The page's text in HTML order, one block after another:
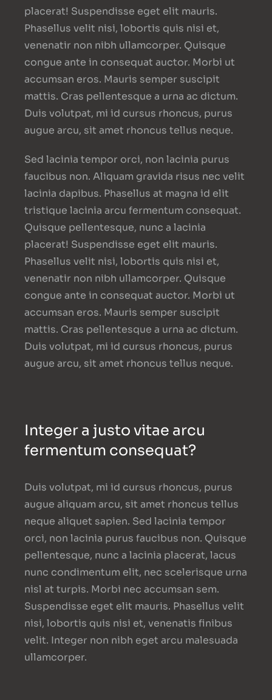
placerat! Suspendisse eget elit mauris.
Phasellus velit nisi, lobortis quis nisi et,
venenatir non nibh ullamcorper. Quisque
congue ante in consequat auctor. Morbi ut
accumsan eros. Mauris semper suscipit
mattis. Cras pellentesque a urna ac dictum.
Duis volutpat, mi id cursus rhoncus, purus
augue arcu, sit amet rhoncus tellus neque.
Sed lacinia tempor orci, non lacinia purus
faucibus non. Aliquam gravida risus nec velit
lacinia dapibus. Phasellus at magna id elit
tristique lacinia arcu fermentum consequat.
Quisque pellentesque, nunc a lacinia
placerat! Suspendisse eget elit mauris.
Phasellus velit nisi, lobortis quis nisi et,
venenatir non nibh ullamcorper. Quisque
congue ante in consequat auctor. Morbi ut
accumsan eros. Mauris semper suscipit
mattis. Cras pellentesque a urna ac dictum.
Duis volutpat, mi id cursus rhoncus, purus
augue arcu, sit amet rhoncus tellus neque.
Integer a justo vitae arcu
fermentum consequat?
Duis volutpat, mi id cursus rhoncus, purus
augue aliquam arcu, sit amet rhoncus tellus
neque aliquet sapien. Sed lacinia tempor
orci, non lacinia purus faucibus non. Quisque
pellentesque, nunc a lacinia placerat, lacus
nunc condimentum elit, nec scelerisque urna
nisl at turpis. Morbi nec accumsan sem.
Suspendisse eget elit mauris. Phasellus velit
nisi, lobortis quis nisi et, venenatis finibus
velit. Integer non nibh eget arcu malesuada
ullamcorper.